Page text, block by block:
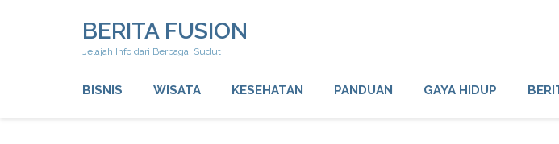
BERITA FUSION
Jelajah Info dari Berbagai Sudut
BISNIS WISATA KESEHATAN PANDUAN GAYA HIDUP